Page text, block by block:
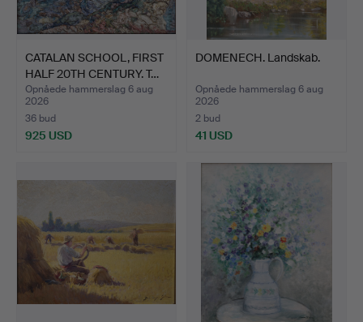
CATALAN SCHOOL, FIRST
HALF 20TH CENTURY. T…
Opnåede hammerslag 6 aug
2026
36 bud
925 USD
DOMENECH. Landskab.
Opnåede hammerslag 6 aug
2026
2 bud
41 USD